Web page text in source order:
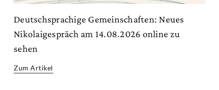
Deutschsprachige Gemeinschaften: Neues
Nikolaigespräch am 14.08.2026 online zu
sehen
Zum Artikel